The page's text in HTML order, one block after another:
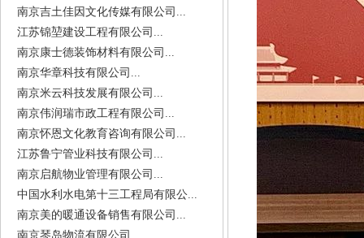
南京吉土佳因文化传媒有限公司...
江苏锦堃建设工程有限公司...
南京康士德装饰材料有限公司...
南京华章科技有限公司...
南京米云科技发展有限公司...
南京伟润瑞市政工程有限公司...
南京怀恩文化教育咨询有限公司...
江苏鲁宁管业科技有限公司...
南京启航物业管理有限公司...
中国水利水电第十三工程局有限公...
南京美的暖通设备销售有限公司...
南京琴岛物流有限公司...